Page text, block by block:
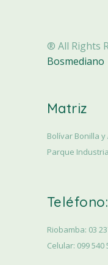
® All Rights
Bosmediano
Matriz
Bolívar Bonilla y
Parque
Teléfono:
Riobamba: 03
Celular: 099 540